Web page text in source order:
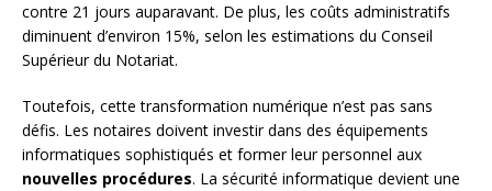
contre 21 jours auparavant. De plus, les coûts administratifs
diminuent d’environ 15%, selon les estimations du Conseil
Supérieur du Notariat.
Toutefois, cette transformation numérique n’est pas sans
défis. Les notaires doivent investir dans des équipements
informatiques sophistiqués et former leur personnel aux
nouvelles procédures. La sécurité informatique devient une